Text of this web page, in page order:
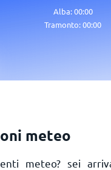
Alba:00:00
Tramonto:00:00
meteo
meteo? sei